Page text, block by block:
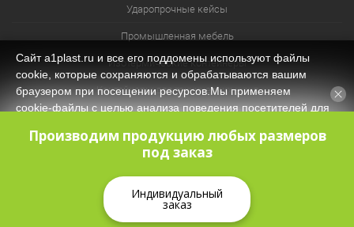
Ударопрочные кейсы
Промышленная мебель
Изотермические контейнеры
Контейнеры для технических нужд
КОРЗИНА 0
Сайт a1plast.ru и все его поддомены используют файлы
cookie, которые сохраняются и обрабатываются вашим
браузером при посещении ресурсов.Мы применяем
cookie‑файлы с целью анализа поведения посетителей для
корректной работы сайта. Оставаясь на нашем сайте, вы
Политикой защиты и обработки
персональных данныхи даёте своё согласие на обработку
персональных данных (в т.ч. через сервис Яндекс.Метрика).
Производим продукцию любых размеров
под заказ
Индивидуальный
заказ